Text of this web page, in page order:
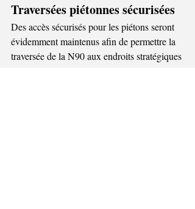
Traversées piétonnes sécurisées
Des accès sécurisés pour les piétons seront
évidemment maintenus afin de permettre la
traversée de la N90 aux endroits stratégiques